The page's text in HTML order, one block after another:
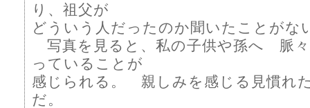
り、祖父が
どういう人だったのか聞いたことがな
写真を見ると、私の子供や孫へ 脈
っていることが
感じられる。 親しみを感じる見慣れ
だ。